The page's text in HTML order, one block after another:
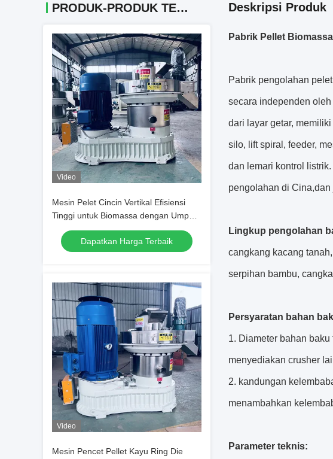
PRODUK-PRODUK TERKAIT
Video
Mesin Pelet Cincin Vertikal Efisiensi
Tinggi untuk Biomassa dengan Umpan
Vertikal dan Desain Hemat Energi
Dapatkan Harga Terbaik
Video
Mesin Pencet Pellet Kayu Ring Die
Deskripsi Produk
Pabrik Pellet
Pabrik pengolahan
secara independen
dari layar getar,
silo, lift spiral, feeder,
dan lemari kontrol
pengolahan di
Lingkup pengolahan
cangkang kacang
serpihan bambu,
Persyaratan bahan
1. Diameter bahan
menyediakan crusher
2. kandungan
menambahkan
Parameter teknis: